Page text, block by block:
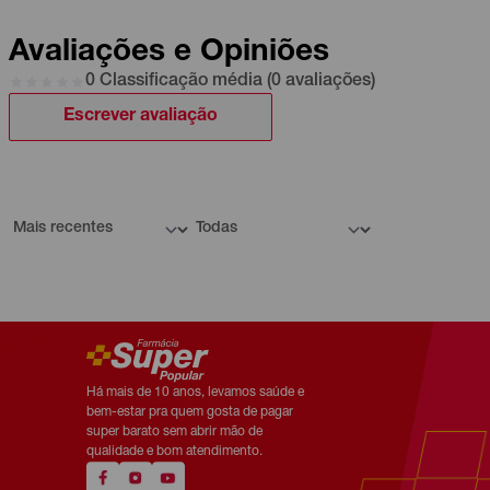
Avaliações e Opiniões
0 Classificação média (0 avaliações)
Escrever avaliação
Há mais de 10 anos, levamos saúde e
bem-estar pra quem gosta de pagar
super barato sem abrir mão de
qualidade e bom atendimento.